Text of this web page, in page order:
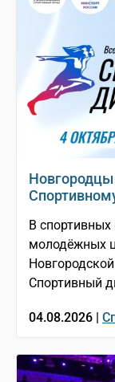
Новгородцы
В
молодёжных
Спортивный
04.08.2026 |